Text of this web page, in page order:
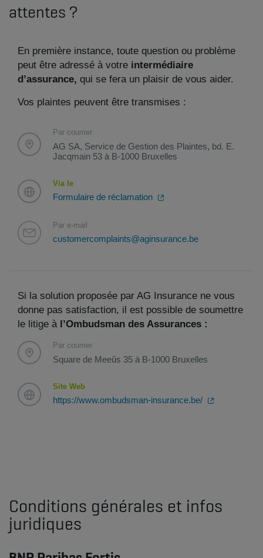
attentes ?
En première instance, toute question ou problème
peut être adressé à votre intermédiaire
d’assurance, qui se fera un plaisir de vous aider.
Vos plaintes peuvent être transmises :
Par courrier
AG SA, Service de Gestion des Plaintes, bd. E.
Jacqmain 53 à B-1000 Bruxelles
Via le
Formulaire de réclamation
Par e-mail
customercomplaints@aginsurance.be
Si la solution proposée par AG Insurance ne vous
donne pas satisfaction, il est possible de soumettre
le litige à l’Ombudsman des Assurances :
Par courrier
Square de Meeûs 35 à B-1000 Bruxelles
Site Web
https://www.ombudsman-insurance.be/
Conditions générales et infos
juridiques